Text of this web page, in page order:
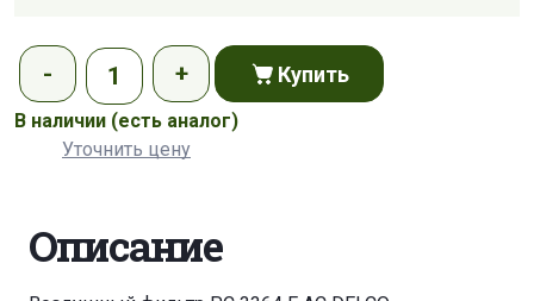
Купить
В наличии (есть аналог)
Уточнить цену
Описание